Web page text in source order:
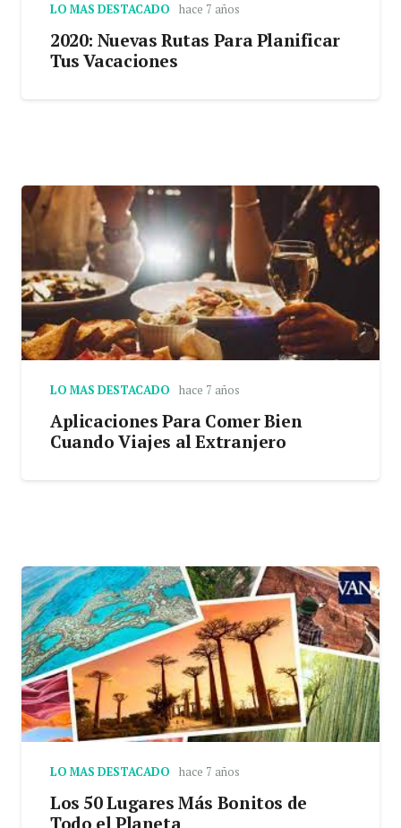
LO MAS DESTACADO hace 7 años
2020: Nuevas Rutas Para Planificar
Tus Vacaciones
LO MAS DESTACADO hace 7 años
Aplicaciones Para Comer Bien
Cuando Viajes al Extranjero
LO MAS DESTACADO hace 7 años
Los 50 Lugares Más Bonitos de
Todo el Planeta